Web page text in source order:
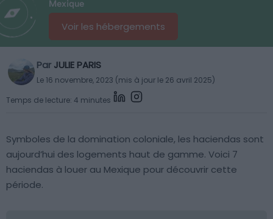
Mexique
Voir les hébergements
Par JULIE PARIS
Le 16 novembre, 2023 (mis à jour le 26 avril 2025)
Temps de lecture: 4 minutes
Symboles de la domination coloniale, les haciendas sont
aujourd’hui des logements haut de gamme. Voici 7
haciendas à louer au Mexique pour découvrir cette
période.